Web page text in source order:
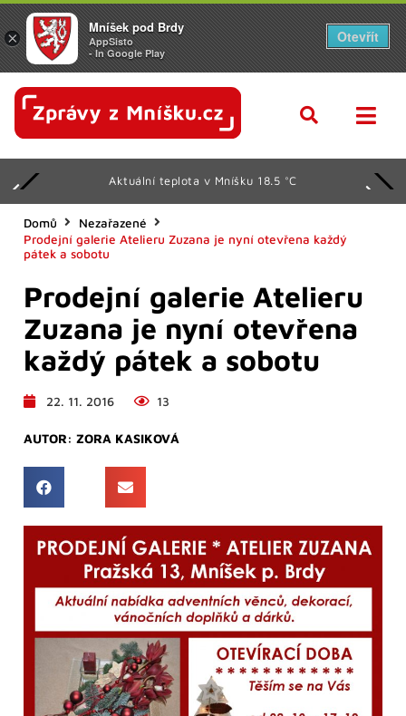
Aktuální teplota v Mníšku 18.5 °C
Domů
Nezařazené
Prodejní galerie Atelieru Zuzana je nyní otevřena každý
pátek a sobotu
Prodejní galerie Atelieru
Zuzana je nyní otevřena
každý pátek a sobotu
22. 11. 2016 13
AUTOR: ZORA KASIKOVÁ
×
Mníšek pod Brdy
AppSisto
- In Google Play
Otevřít